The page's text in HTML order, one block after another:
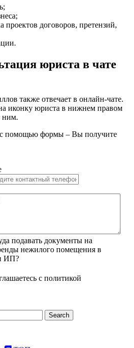
;
;
проектов договоров, претензий,
.
юриста в чате
также отвечает в онлайн-чате.
иконку юриста в нижнем правом
ним.
помощью формы – Вы получите
подавать документы на
нежилого помещения в
ИП?
с политикой
Search